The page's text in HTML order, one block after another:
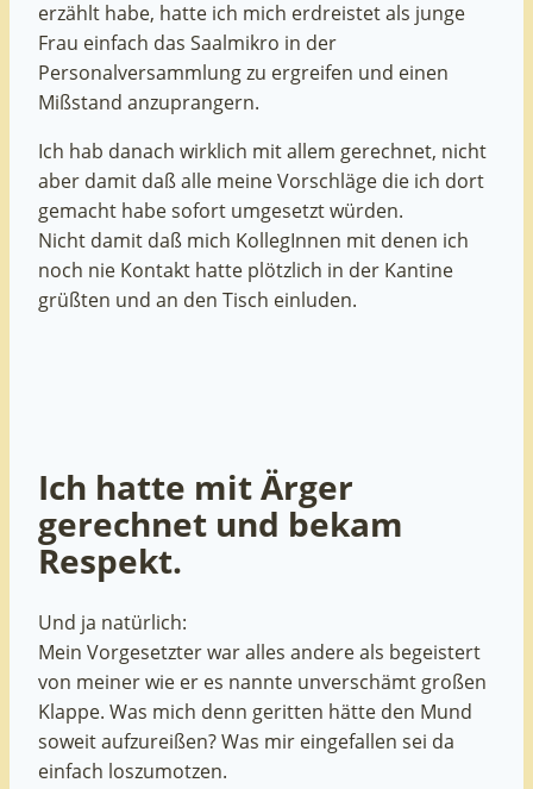
erzählt habe, hatte ich mich erdreistet als junge
Frau einfach das Saalmikro in der
Personalversammlung zu ergreifen und einen
Mißstand anzuprangern.
Ich hab danach wirklich mit allem gerechnet, nicht
aber damit daß alle meine Vorschläge die ich dort
gemacht habe sofort umgesetzt würden.
Nicht damit daß mich KollegInnen mit denen ich
noch nie Kontakt hatte plötzlich in der Kantine
grüßten und an den Tisch einluden.
Ich hatte mit Ärger
gerechnet und bekam
Respekt.
Und ja natürlich:
Mein Vorgesetzter war alles andere als begeistert
von meiner wie er es nannte unverschämt großen
Klappe. Was mich denn geritten hätte den Mund
soweit aufzureißen? Was mir eingefallen sei da
einfach loszumotzen.